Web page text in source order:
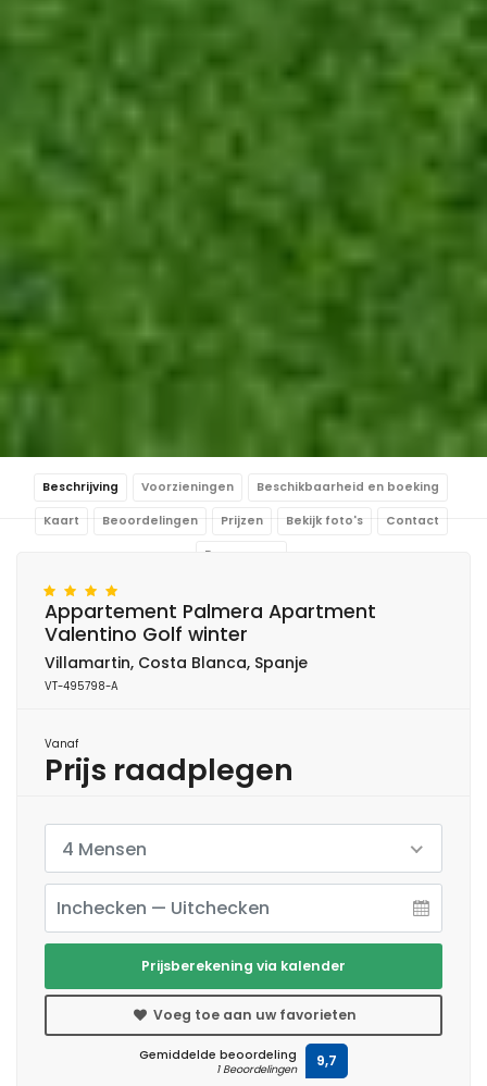
Beschrijving Voorzieningen Beschikbaarheid en boeking
Kaart Beoordelingen Prijzen Bekijk foto's Contact
Reserveren
Appartement Palmera Apartment
Valentino Golf winter
Villamartin, Costa Blanca, Spanje
VT-495798-A
Vanaf
Prijs raadplegen
4 Mensen
Prijsberekening via kalender
Voeg toe aan uw favorieten
Gemiddelde beoordeling
1 Beoordelingen 9,7